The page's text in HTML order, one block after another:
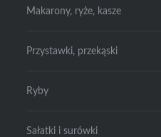
Makarony, ryże, kasze
Przystawki, przekąski
Ryby
Sałatki i surówki